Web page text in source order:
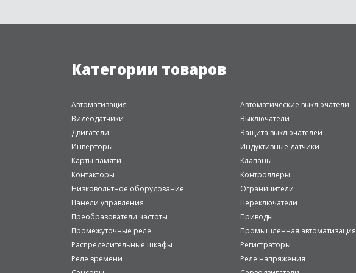
Категории товаров
Автоматизация Автоматические выключатели
Видеодатчики
Выключатели
Двигатели
Защита выключателей
Инверторы
Индуктивные датчики
Карты памяти
Клапаны
Контакторы
Контроллеры
Низковольтное оборудование
Ограничители
Панели управления
Переключатели
Преобразователи частоты
Приводы
Промежуточные реле
Промышленная автоматизация
Распределительные шкафы
Регистраторы
Реле времени
Реле напряжения